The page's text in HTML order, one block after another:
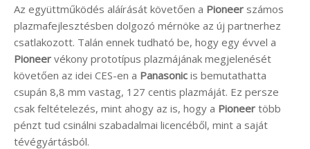
Az együttműködés aláírását követően a Pioneer számos
plazmafejlesztésben dolgozó mérnöke az új partnerhez
csatlakozott. Talán ennek tudható be, hogy egy évvel a
Pioneer vékony prototípus plazmájának megjelenését
követően az idei CES-en a Panasonic is bemutathatta
csupán 8,8 mm vastag, 127 centis plazmáját. Ez persze
csak feltételezés, mint ahogy az is, hogy a Pioneer több
pénzt tud csinálni szabadalmai licencéből, mint a saját
tévégyártásból.